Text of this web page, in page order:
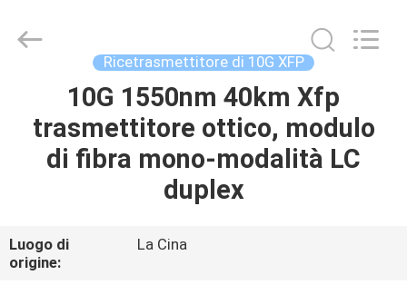
PRODOTTI
NOI
Co.,Ltd.
Ricetrasmettitore di 10G XFP
10G 1550nm 40km Xfp
trasmettitore ottico, modulo
di fibra mono-modalità LC
duplex
Luogo di
origine:
La Cina